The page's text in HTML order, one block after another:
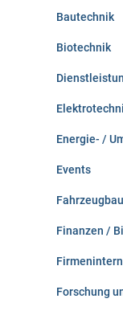
Bautechnik
Biotechnik
Energie- /
Events
Finanzen /
Firmenintern
Forschung